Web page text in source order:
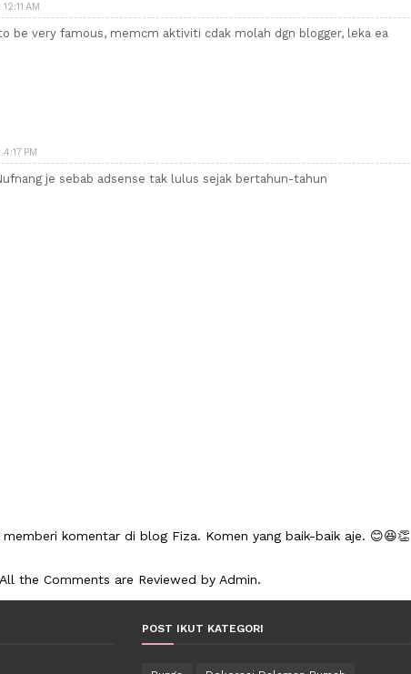
AM
be very famous, memcm aktiviti cdak molah dgn blogger, leka ea
PM
je sebab adsense tak lulus sejak bertahun-tahun
memberi komentar di blog Fiza. Komen yang baik-baik aje. 😊😆👏
the Comments are Reviewed by Admin.
POST IKUT KATEGORI